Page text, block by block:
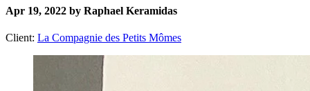
Apr 19, 2022 by Raphael Keramidas
Client: La Compagnie des Petits Mômes